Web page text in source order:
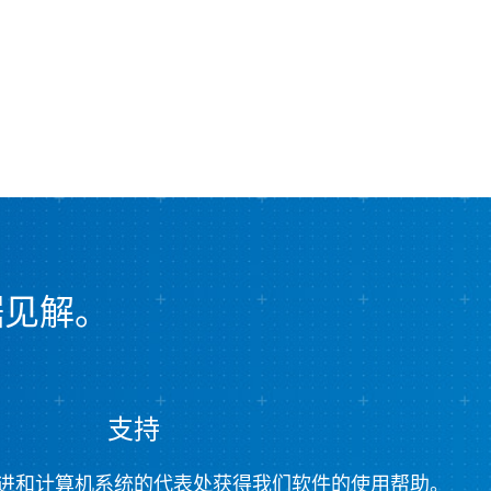
解。
支持
和计算机系统的代表处获得我们软件的使用帮助。